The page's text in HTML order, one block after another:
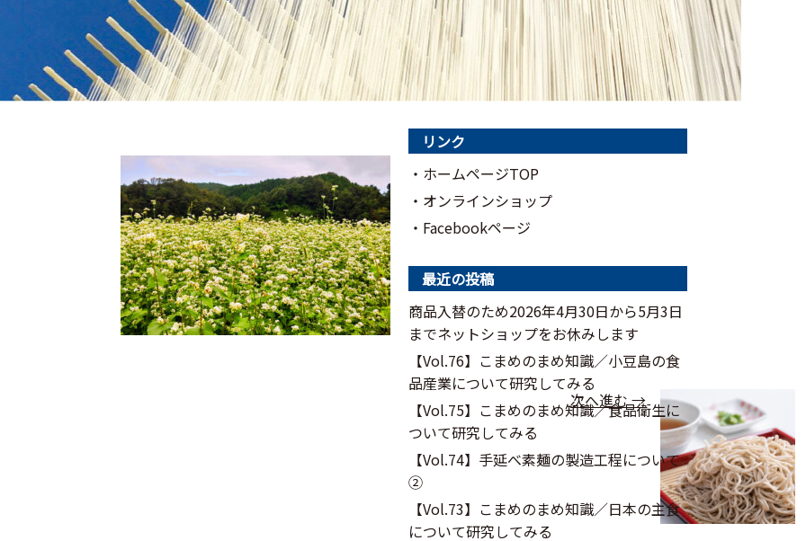
次へ進む →
リンク
・ホームページTOP
・オンラインショップ
・Facebookページ
最近の投稿
商品入替のため2026年4月30日から5月3日
までネットショップをお休みします
【Vol.76】こまめのまめ知識／⼩⾖島の⾷
品産業について研究してみる
【Vol.75】こまめのまめ知識／食品衛生に
ついて研究してみる
【Vol.74】手延べ素麺の製造工程について
②
【Vol.73】こまめのまめ知識／日本の主食
について研究してみる